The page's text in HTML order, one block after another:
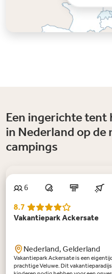
Een ingerichte tent
in Nederland op de
campings
6
8.7
Vakantiepark Ackersate
Nederland, Gelderland
Vakantiepark Ackersate is een
prachtige Veluwe. Dit